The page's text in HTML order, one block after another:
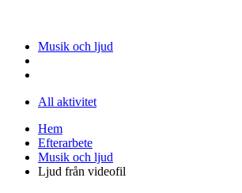
Musik och ljud
All aktivitet
Hem
Efterarbete
Musik och ljud
Ljud från videofil